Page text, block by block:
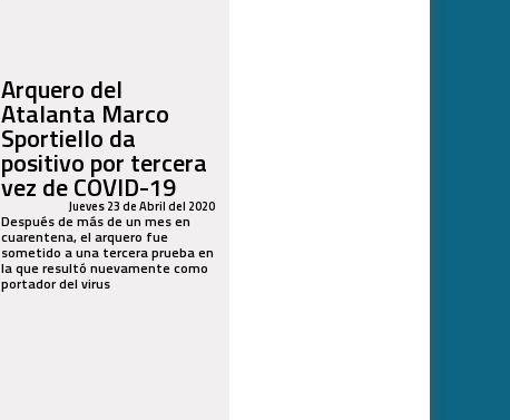
Arquero del
Atalanta Marco
Sportiello da
positivo por tercera
vez de COVID-19
Jueves 23 de Abril del 2020
Después de más de un mes en
cuarentena, el arquero fue
sometido a una tercera prueba en
la que resultó nuevamente como
portador del virus